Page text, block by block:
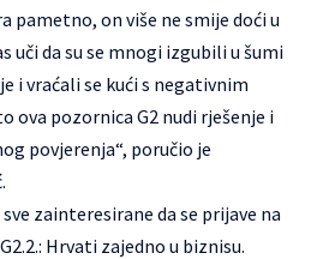
pametno, on više ne smije doći u
uči da su se mnogi izgubili u šumi
i vraćali se kući s negativnim
ova pozornica G2 nudi rješenje i
povjerenja“, poručio je
zainteresirane da se prijave na
Hrvati zajedno u biznisu.